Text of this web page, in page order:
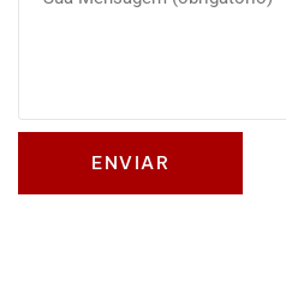
Número de celular